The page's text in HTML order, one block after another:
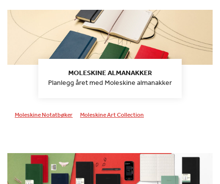
MOLESKINE ALMANAKKER
Planlegg året med Moleskine almanakker
Moleskine Notatbøker Moleskine Art Collection